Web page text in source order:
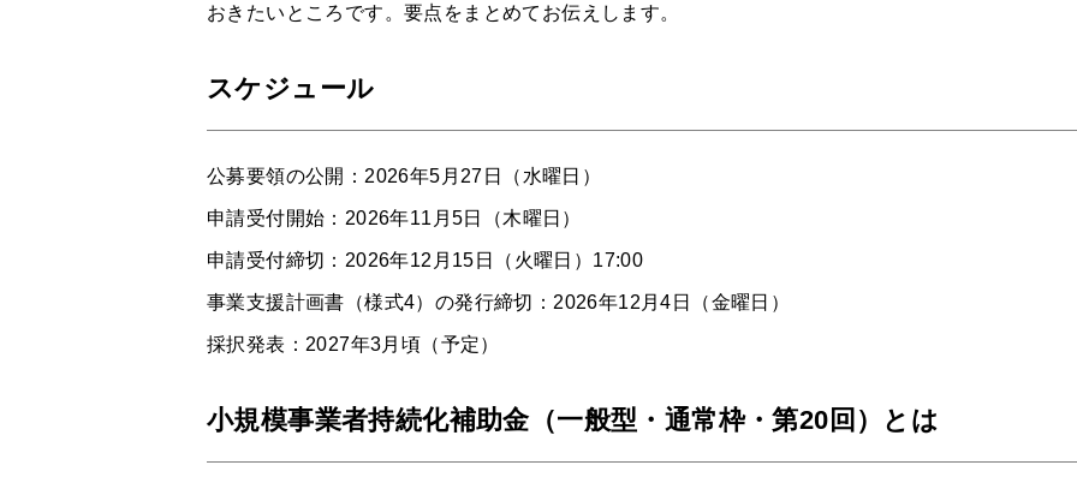
おきたいところです。要点をまとめてお伝えします。
スケジュール
公募要領の公開：2026年5月27日（水曜日）
申請受付開始：2026年11月5日（木曜日）
申請受付締切：2026年12月15日（火曜日）17:00
事業支援計画書（様式4）の発行締切：2026年12月4日（金曜日）
採択発表：2027年3月頃（予定）
小規模事業者持続化補助金（一般型・通常枠・第20回）とは